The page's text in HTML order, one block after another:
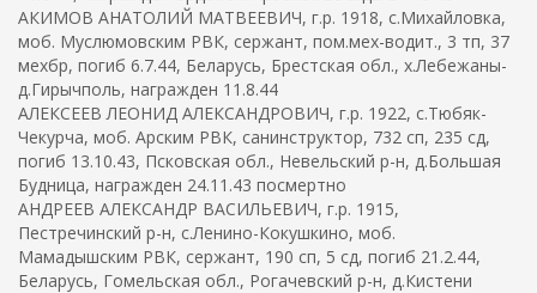
АКИМОВ АНАТОЛИЙ МАТВЕЕВИЧ, г.р. 1918, с.Михайловка,
моб. Муслюмовским РВК, сержант, пом.мех-водит., 3 тп, 37
мехбр, погиб 6.7.44, Беларусь, Брестская обл., х.Лебежаны-
д.Гирычполь, награжден 11.8.44
АЛЕКСЕЕВ ЛЕОНИД АЛЕКСАНДРОВИЧ, г.р. 1922, с.Тюбяк-
Чекурча, моб. Арским РВК, санинструктор, 732 сп, 235 сд,
погиб 13.10.43, Псковская обл., Невельский р-н, д.Большая
Будница, награжден 24.11.43 посмертно
АНДРЕЕВ АЛЕКСАНДР ВАСИЛЬЕВИЧ, г.р. 1915,
Пестречинский р-н, с.Ленино-Кокушкино, моб.
Мамадышским РВК, сержант, 190 сп, 5 сд, погиб 21.2.44,
Беларусь, Гомельская обл., Рогачевский р-н, д.Кистени